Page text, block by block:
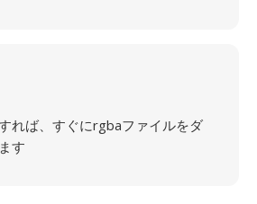
れば、すぐにrgbaファイルをダ
す